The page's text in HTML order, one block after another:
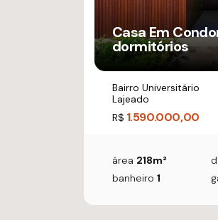
Casa Em
dormitórios
Bairro Universitário
Lajeado
R$ 1.590.000,00
área 218m²
banheiro 1